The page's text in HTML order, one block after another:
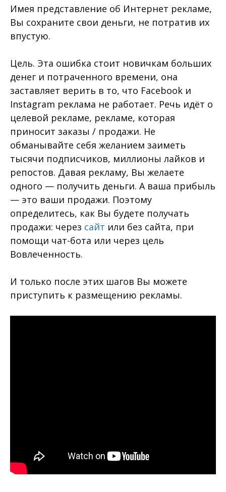
Имея представление об Интернет рекламе,
Вы сохраните свои деньги, не потратив их
впустую.
Цель. Эта ошибка стоит новичкам больших
денег и потраченного времени, она
заставляет верить в то, что Facebook и
Instagram реклама не работает. Речь идёт о
целевой рекламе, рекламе, которая
приносит заказы / продажи. Не
обманывайте себя желанием заиметь
тысячи подписчиков, миллионы лайков и
репостов. Давая рекламу, Вы желаете
одного — получить деньги. А ваша прибыль
— это ваши продажи. Поэтому
определитесь, как Вы будете получать
продажи: через сайт или без сайта, при
помощи чат-бота или через цель
Вовлеченность.
И только после этих шагов Вы можете
приступить к размещению рекламы.